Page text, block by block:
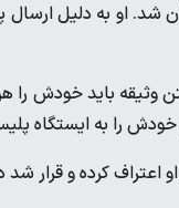
زندان شد. او به دلیل
وثیقه باید خودش را
را به ایستگاه
کرده و قرار